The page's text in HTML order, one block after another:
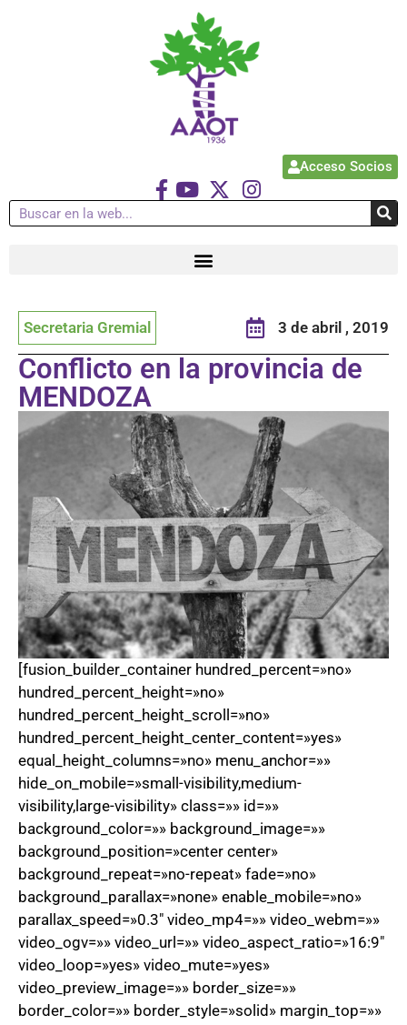
Acceso Socios
Secretaria Gremial 3 de abril , 2019
Conflicto en la provincia de
MENDOZA
[fusion_builder_container hundred_percent=»no»
hundred_percent_height=»no»
hundred_percent_height_scroll=»no»
hundred_percent_height_center_content=»yes»
equal_height_columns=»no» menu_anchor=»»
hide_on_mobile=»small-visibility,medium-
visibility,large-visibility» class=»» id=»»
background_color=»» background_image=»»
background_position=»center center»
background_repeat=»no-repeat» fade=»no»
background_parallax=»none» enable_mobile=»no»
parallax_speed=»0.3″ video_mp4=»» video_webm=»»
video_ogv=»» video_url=»» video_aspect_ratio=»16:9″
video_loop=»yes» video_mute=»yes»
video_preview_image=»» border_size=»»
border_color=»» border_style=»solid» margin_top=»»